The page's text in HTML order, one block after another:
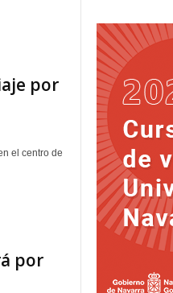
por
el centro de
por